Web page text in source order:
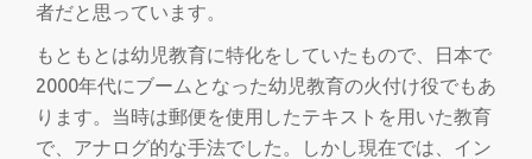
を
切
者だと思っています。
もともとは幼児教育に特化をしていたもので、日本で
2000年代にブームとなった幼児教育の火付け役でもあ
ります。当時は郵便を使用したテキストを用いた教育
で、アナログ的な手法でした。しかし現在では、イン